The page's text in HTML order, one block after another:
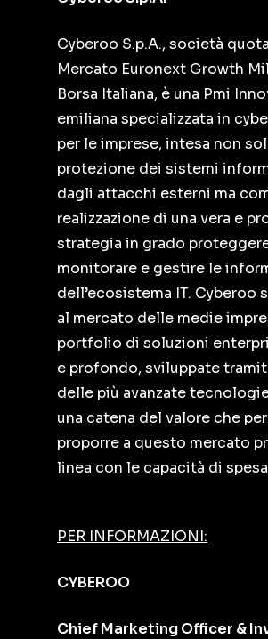
Cyberoo S.p.A., società
Mercato Euronext Growth
Borsa Italiana, è una Pmi
emiliana specializzata in
per le imprese, intesa non
protezione dei sistemi
dagli attacchi esterni ma
realizzazione di una vera e
strategia in grado
monitorare e gestire le
dell’ecosistema IT. Cyberoo
al mercato delle medie
portfolio di soluzioni
e profondo, sviluppate
delle più avanzate
una catena del valore che
proporre a questo mercato
linea con le capacità di
PER INFORMAZIONI:
CYBEROO
Chief Marketing Officer &